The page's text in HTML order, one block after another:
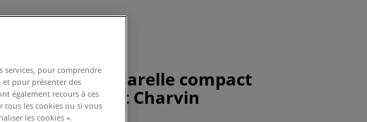
peinture aquarelle compact
Diamant Charvin
services, pour comprendre
pour présenter des
également recours à ces
tous les cookies ou si vous
les cookies ».